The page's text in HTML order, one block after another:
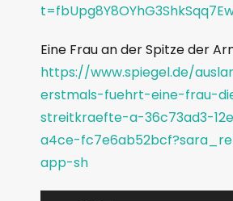
Eine Frau an der Spitze der
https://www.spiegel.de/
erstmals-fuehrt-eine-frau-
streitkraefte-a-36c73ad3-
a4ce-
app-sh